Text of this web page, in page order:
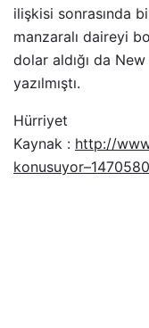
ilişkisi sonrasında
manzaralı daireyi
dolar aldığı da
yazılmıştı.
Hürriyet
Kaynak : http://